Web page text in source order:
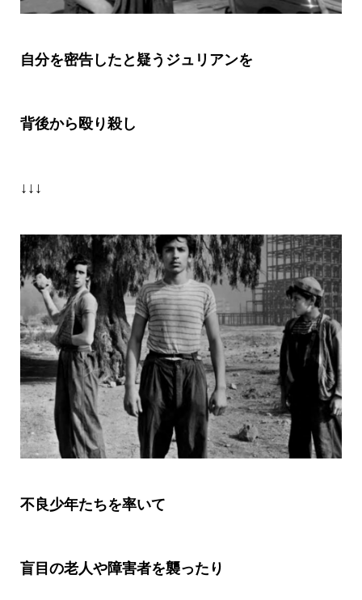
自分を密告したと疑うジュリアンを
背後から殴り殺し
↓↓↓
不良少年たちを率いて
盲目の老人や障害者を襲ったり